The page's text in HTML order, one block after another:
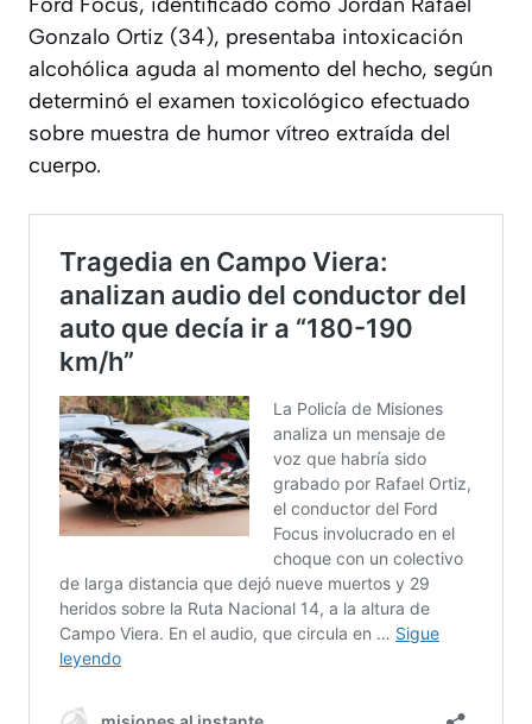
Gonzalo Ortiz (34), presentaba intoxicación
alcohólica aguda al momento del hecho, según
determinó el examen toxicológico efectuado
sobre muestra de humor vítreo extraída del
cuerpo.